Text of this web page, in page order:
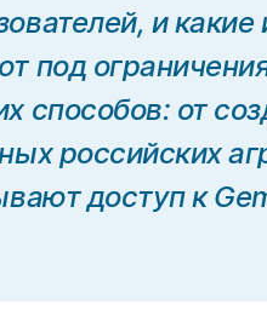
и
под
способов: от
российских
доступ к